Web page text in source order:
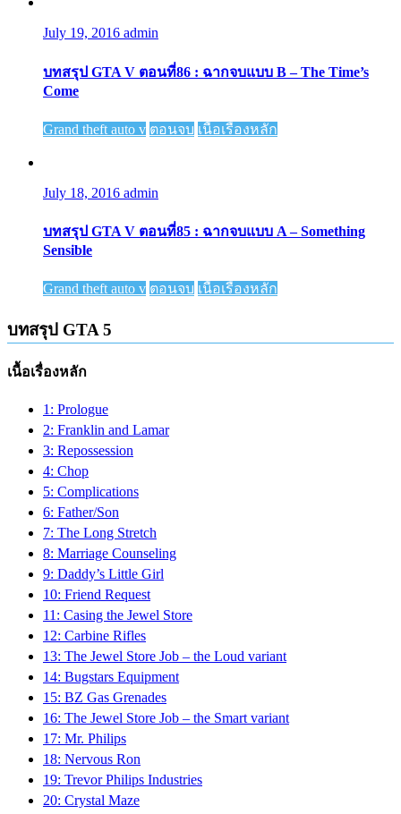
July 19, 2016 admin
บทสรุป GTA V ตอนที่86 : ฉากจบแบบ B – The Time’s
Come
Grand theft auto v ตอนจบ เนื้อเรื่องหลัก
July 18, 2016 admin
บทสรุป GTA V ตอนที่85 : ฉากจบแบบ A – Something
Sensible
Grand theft auto v ตอนจบ เนื้อเรื่องหลัก
บทสรุป GTA 5
เนื้อเรื่องหลัก
1: Prologue
2: Franklin and Lamar
3: Repossession
4: Chop
5: Complications
6: Father/Son
7: The Long Stretch
8: Marriage Counseling
9: Daddy’s Little Girl
10: Friend Request
11: Casing the Jewel Store
12: Carbine Rifles
13: The Jewel Store Job – the Loud variant
14: Bugstars Equipment
15: BZ Gas Grenades
16: The Jewel Store Job – the Smart variant
17: Mr. Philips
18: Nervous Ron
19: Trevor Philips Industries
20: Crystal Maze